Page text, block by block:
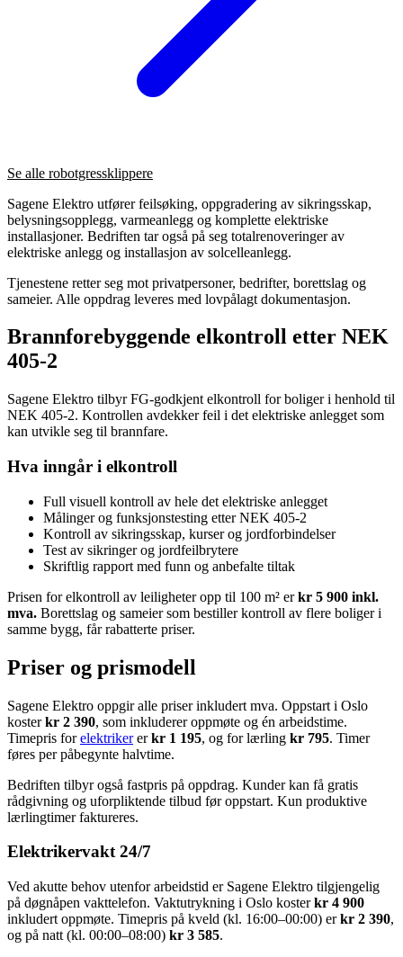
Se alle robotgressklippere
Sagene Elektro utfører feilsøking, oppgradering av sikringsskap,
belysningsopplegg, varmeanlegg og komplette elektriske
installasjoner. Bedriften tar også på seg totalrenoveringer av
elektriske anlegg og installasjon av solcelleanlegg.
Tjenestene retter seg mot privatpersoner, bedrifter, borettslag og
sameier. Alle oppdrag leveres med lovpålagt dokumentasjon.
Brannforebyggende elkontroll etter NEK
405-2
Sagene Elektro tilbyr FG-godkjent elkontroll for boliger i henhold til
NEK 405-2. Kontrollen avdekker feil i det elektriske anlegget som
kan utvikle seg til brannfare.
Hva inngår i elkontroll
Full visuell kontroll av hele det elektriske anlegget
Målinger og funksjonstesting etter NEK 405-2
Kontroll av sikringsskap, kurser og jordforbindelser
Test av sikringer og jordfeilbrytere
Skriftlig rapport med funn og anbefalte tiltak
Prisen for elkontroll av leiligheter opp til 100 m² erkr 5 900 inkl.
mva. Borettslag og sameier som bestiller kontroll av flere boliger i
samme bygg, får rabatterte priser.
Priser og prismodell
Sagene Elektro oppgir alle priser inkludert mva. Oppstart i Oslo
kosterkr 2 390, som inkluderer oppmøte og én arbeidstime.
Timepris forelektrikererkr 1 195, og for lærling kr 795. Timer
føres per påbegynte halvtime.
Bedriften tilbyr også fastpris på oppdrag. Kunder kan få gratis
rådgivning og uforpliktende tilbud før oppstart. Kun produktive
lærlingtimer faktureres.
Elektrikervakt 24/7
Ved akutte behov utenfor arbeidstid er Sagene Elektro tilgjengelig
på døgnåpen vakttelefon. Vaktutrykning i Oslo kosterkr 4 900
inkludert oppmøte. Timepris på kveld (kl. 16:00–00:00) erkr 2 390,
og på natt (kl. 00:00–08:00) kr 3 585.